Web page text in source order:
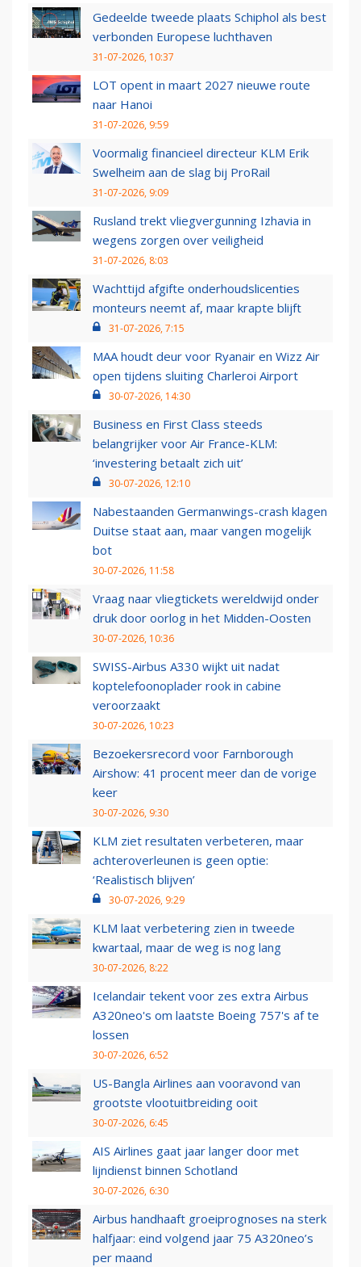
Gedeelde tweede plaats Schiphol als best
verbonden Europese luchthaven
31-07-2026, 10:37
LOT opent in maart 2027 nieuwe route
naar Hanoi
31-07-2026, 9:59
Voormalig financieel directeur KLM Erik
Swelheim aan de slag bij ProRail
31-07-2026, 9:09
Rusland trekt vliegvergunning Izhavia in
wegens zorgen over veiligheid
31-07-2026, 8:03
Wachttijd afgifte onderhoudslicenties
monteurs neemt af, maar krapte blijft
31-07-2026, 7:15
MAA houdt deur voor Ryanair en Wizz Air
open tijdens sluiting Charleroi Airport
30-07-2026, 14:30
Business en First Class steeds
belangrijker voor Air France-KLM:
‘investering betaalt zich uit’
30-07-2026, 12:10
Nabestaanden Germanwings-crash klagen
Duitse staat aan, maar vangen mogelijk
bot
30-07-2026, 11:58
Vraag naar vliegtickets wereldwijd onder
druk door oorlog in het Midden-Oosten
30-07-2026, 10:36
SWISS-Airbus A330 wijkt uit nadat
koptelefoonoplader rook in cabine
veroorzaakt
30-07-2026, 10:23
Bezoekersrecord voor Farnborough
Airshow: 41 procent meer dan de vorige
keer
30-07-2026, 9:30
KLM ziet resultaten verbeteren, maar
achteroverleunen is geen optie:
‘Realistisch blijven’
30-07-2026, 9:29
KLM laat verbetering zien in tweede
kwartaal, maar de weg is nog lang
30-07-2026, 8:22
Icelandair tekent voor zes extra Airbus
A320neo's om laatste Boeing 757's af te
lossen
30-07-2026, 6:52
US-Bangla Airlines aan vooravond van
grootste vlootuitbreiding ooit
30-07-2026, 6:45
AIS Airlines gaat jaar langer door met
lijndienst binnen Schotland
30-07-2026, 6:30
Airbus handhaaft groeiprognoses na sterk
halfjaar: eind volgend jaar 75 A320neo’s
per maand